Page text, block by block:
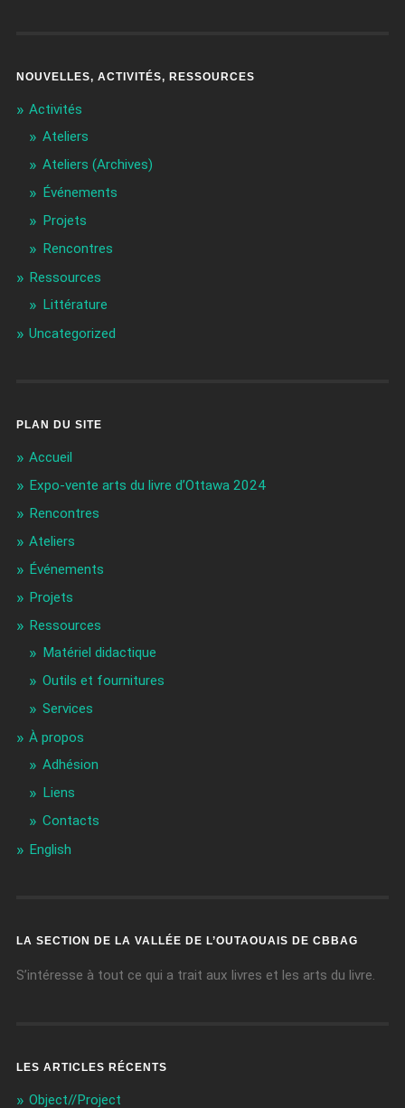
NOUVELLES, ACTIVITÉS, RESSOURCES
Activités
Ateliers
Ateliers (Archives)
Événements
Projets
Rencontres
Ressources
Littérature
Uncategorized
PLAN DU SITE
Accueil
Expo-vente arts du livre d’Ottawa 2024
Rencontres
Ateliers
Événements
Projets
Ressources
Matériel didactique
Outils et fournitures
Services
À propos
Adhésion
Liens
Contacts
English
LA SECTION DE LA VALLÉE DE L’OUTAOUAIS DE CBBAG
S’intéresse à tout ce qui a trait aux livres et les arts du livre.
LES ARTICLES RÉCENTS
Object//Project